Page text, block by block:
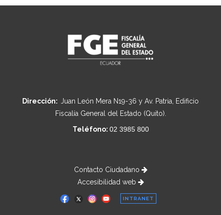
Dirección: Juan León Mera N19-36 y Av. Patria, Edificio
Fiscalía General del Estado (Quito).
Teléfono: 02 3985 800
Contacto Ciudadano
Accesibilidad web
INTRANET